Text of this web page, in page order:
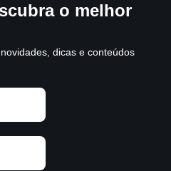
o melhor
dicas e conteúdos